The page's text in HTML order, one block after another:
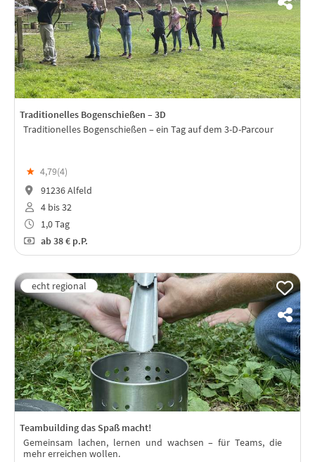
Traditionelles Bogenschießen – 3D
Traditionelles Bogenschießen – ein Tag auf dem 3-D-Parcour
★ 4,79(4)
91236 Alfeld
4 bis 32
1,0 Tag
ab38 € p.P.
Teambuilding das Spaß macht!
Gemeinsam lachen, lernen und wachsen – für Teams, die
mehr erreichen wollen.